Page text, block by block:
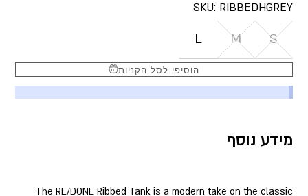
SKU: RIBBEDHGREY
S
M
L
הוסיפי לסל הקניות
מידע נוסף
The RE/DONE Ribbed Tank is a modern take on the classic